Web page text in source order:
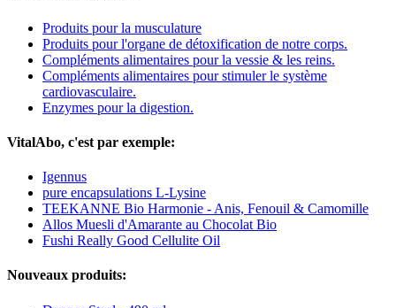
Produits pour la musculature
Produits pour l'organe de détoxification de notre corps.
Compléments alimentaires pour la vessie & les reins.
Compléments alimentaires pour stimuler le système
cardiovasculaire.
Enzymes pour la digestion.
VitalAbo, c'est par exemple:
Igennus
pure encapsulations L-Lysine
TEEKANNE Bio Harmonie - Anis, Fenouil & Camomille
Allos Muesli d'Amarante au Chocolat Bio
Fushi Really Good Cellulite Oil
Nouveaux produits: